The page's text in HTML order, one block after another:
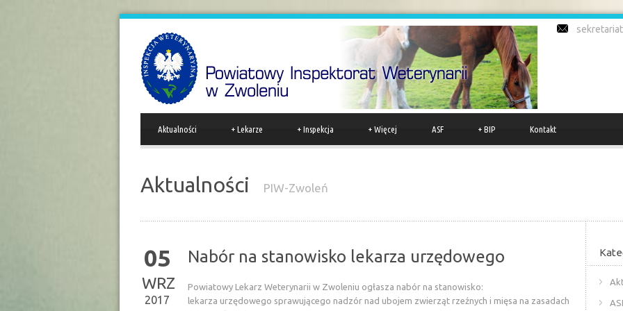
Aktualności Lekarze
+ Inspekcja
+ Więcej
+ ASF BIP
+ Kontakt
Aktualności PIW-Zwoleń
05
WRZ
2017
Nabór na stanowisko lekarza urzędowego
Powiatowy Lekarz Weterynarii w Zwoleniu ogłasza nabór na stanowisko:
lekarza urzędowego sprawującego nadzór nad ubojem zwierząt rzeźnych i mięsa na zasadach